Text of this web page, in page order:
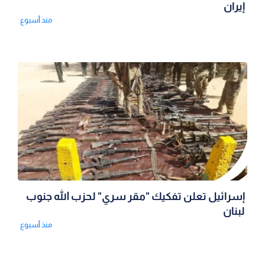
إيران
منذ أسبوع
إسرائيل تعلن تفكيك "مقر سري" لحزب الله جنوب
لبنان
منذ أسبوع